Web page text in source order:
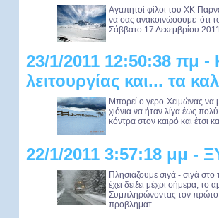
Αγαπητοί φίλοι του ΧΚ
να σας ανακοινώσουμε ότι
Σάββατο 17 Δεκεμβρίου
23/1/2011 12:50:38 πμ -
λειτουργίας και... τα
Μπορεί ο γερο-Χειμώνας να
χιόνια να ήταν λίγα έως
κόντρα στον καιρό και έτσι
22/1/2011 3:57:18 μμ -
Πλησιάζουμε σιγά - σιγά
έχει δείξει μέχρι σήμερα,
Συμπληρώνοντας τον πρώτο
προβληματ...